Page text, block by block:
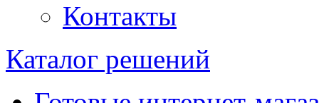
Контакты
Каталог решений